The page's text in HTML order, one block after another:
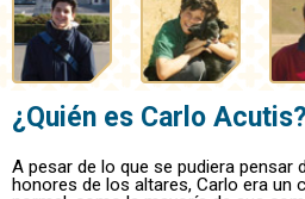
¿Quién es Carlo Acutis?
A pesar de lo que se pudiera pensar
honores de los altares, Carlo era un